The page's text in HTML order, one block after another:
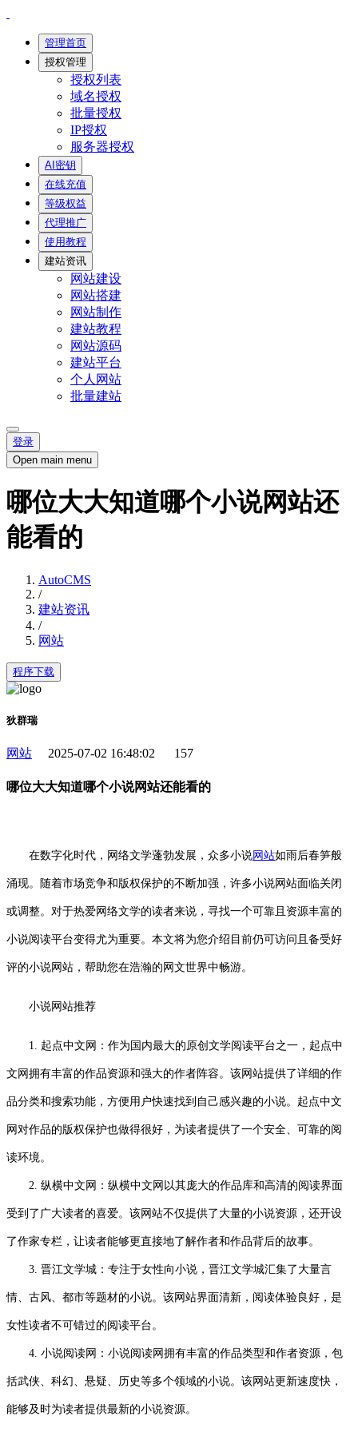
管理首页
授权管理
授权列表
域名授权
批量授权
IP授权
服务器授权
AI密钥
在线充值
等级权益
代理推广
使用教程
建站资讯
网站建设
网站搭建
网站制作
建站教程
网站源码
建站平台
个人网站
批量建站
登录
Open main menu
哪位大大知道哪个小说网站还
能看的
AutoCMS
/
建站资讯
/
网站
程序下载
狄群瑞
网站 2025-07-02 16:48:02 157
哪位大大知道哪个小说网站还能看的
在数字化时代，网络文学蓬勃发展，众多小说网站如雨后春笋般
涌现。随着市场竞争和版权保护的不断加强，许多小说网站面临关闭
或调整。对于热爱网络文学的读者来说，寻找一个可靠且资源丰富的
小说阅读平台变得尤为重要。本文将为您介绍目前仍可访问且备受好
评的小说网站，帮助您在浩瀚的网文世界中畅游。
小说网站推荐
1. 起点中文网：作为国内最大的原创文学阅读平台之一，起点中
文网拥有丰富的作品资源和强大的作者阵容。该网站提供了详细的作
品分类和搜索功能，方便用户快速找到自己感兴趣的小说。起点中文
网对作品的版权保护也做得很好，为读者提供了一个安全、可靠的阅
读环境。
2. 纵横中文网：纵横中文网以其庞大的作品库和高清的阅读界面
受到了广大读者的喜爱。该网站不仅提供了大量的小说资源，还开设
了作家专栏，让读者能够更直接地了解作者和作品背后的故事。
3. 晋江文学城：专注于女性向小说，晋江文学城汇集了大量言
情、古风、都市等题材的小说。该网站界面清新，阅读体验良好，是
女性读者不可错过的阅读平台。
4. 小说阅读网：小说阅读网拥有丰富的作品类型和作者资源，包
括武侠、科幻、悬疑、历史等多个领域的小说。该网站更新速度快，
能够及时为读者提供最新的小说资源。